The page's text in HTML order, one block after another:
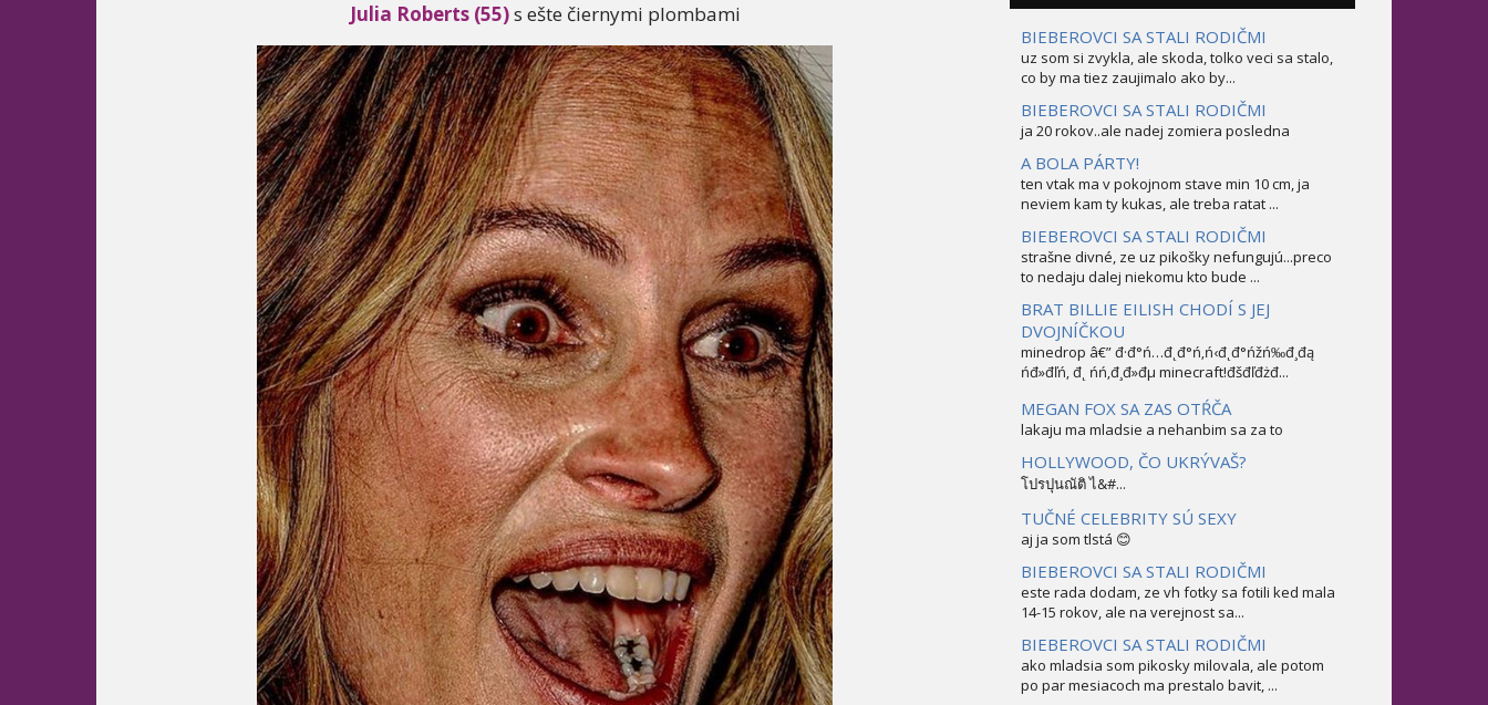
Julia Roberts (55)s ešte čiernymi plombami
BIEBEROVCI SA STALI RODIČMI
uz som si zvykla, ale skoda, tolko veci sa stalo,
co by ma tiez zaujimalo ako by...
BIEBEROVCI SA STALI RODIČMI
ja 20 rokov..ale nadej zomiera posledna
A BOLA PÁRTY!
ten vtak ma v pokojnom stave min 10 cm, ja
neviem kam ty kukas, ale treba ratat ...
BIEBEROVCI SA STALI RODIČMI
strašne divné, ze uz pikošky nefungujú...preco
to nedaju dalej niekomu kto bude ...
BRAT BILLIE EILISH CHODÍ S JEJ
DVOJNÍČKOU
minedrop â€” đ·đ°ń…đ˛đ°ń‚ń‹đ˛đ°ńžń‰đ¸đą
ńđ»đľń‚ đ˛ ńń‚đ¸đ»đµ minecraft!đšđľđżđ...
MEGAN FOX SA ZAS OTŔČA
lakaju ma mladsie a nehanbim sa za to
HOLLYWOOD, ČO UKRÝVAŠ?
โปรปุนณัติ ไ&#...
TUČNÉ CELEBRITY SÚ SEXY
aj ja som tlstá 😊
BIEBEROVCI SA STALI RODIČMI
este rada dodam, ze vh fotky sa fotili ked mala
14-15 rokov, ale na verejnost sa...
BIEBEROVCI SA STALI RODIČMI
ako mladsia som pikosky milovala, ale potom
po par mesiacoch ma prestalo bavit, ...